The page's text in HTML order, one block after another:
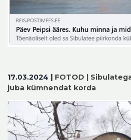
17.03.2024 | FOTOD |
juba kümnendat korda